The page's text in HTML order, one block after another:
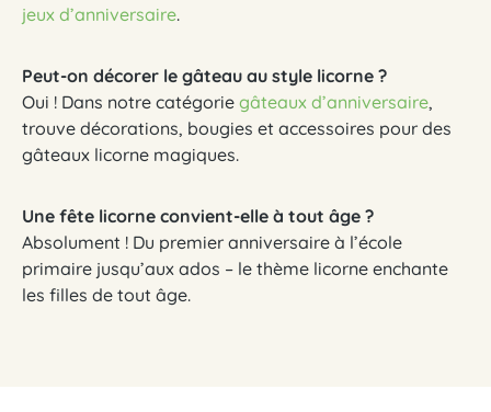
jeux d’anniversaire.
Peut-on décorer le gâteau au style licorne ?
Oui ! Dans notre catégorie gâteaux d’anniversaire,
trouve décorations, bougies et accessoires pour des
gâteaux licorne magiques.
Une fête licorne convient-elle à tout âge ?
Absolument ! Du premier anniversaire à l’école
primaire jusqu’aux ados – le thème licorne enchante
les filles de tout âge.